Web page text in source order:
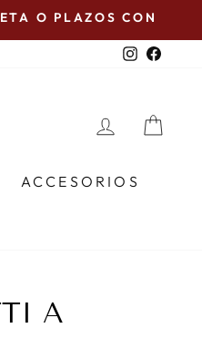
CON KLARNA 🖤
Instagram
ACCESORIOS
A